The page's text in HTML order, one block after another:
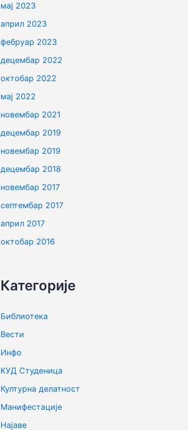
мај 2023
април 2023
фебруар 2023
децембар 2022
октобар 2022
мај 2022
новембар 2021
децембар 2019
новембар 2019
децембар 2018
новембар 2017
септембар 2017
април 2017
октобар 2016
Категорије
Библиотека
Вести
Инфо
КУД Студеница
Културна делатност
Манифестације
Најаве